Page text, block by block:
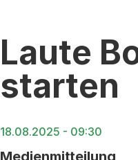
Laute
starten
18.08.2025 - 09:30
Medienmitteilung